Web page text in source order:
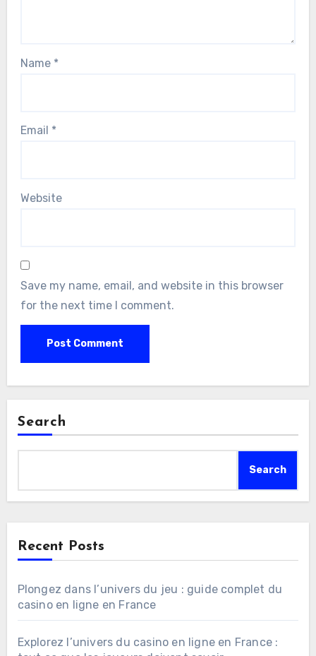
Name *
Email *
Website
Save my name, email, and website in this browser
for the next time I comment.
Search
Search
Recent Posts
Plongez dans l’univers du jeu : guide complet du
casino en ligne en France
Explorez l’univers du casino en ligne en France :